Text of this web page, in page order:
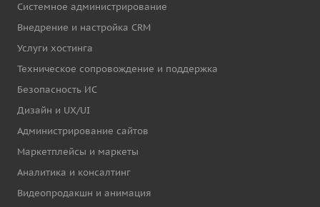
Системное администрирование
Внедрение и настройка CRM
Услуги хостинга
Техническое сопровождение и поддержка
Безопасность ИС
Дизайн и UX/UI
Администрирование сайтов
Маркетплейсы и маркеты
Аналитика и консалтинг
Видеопродакшн и анимация